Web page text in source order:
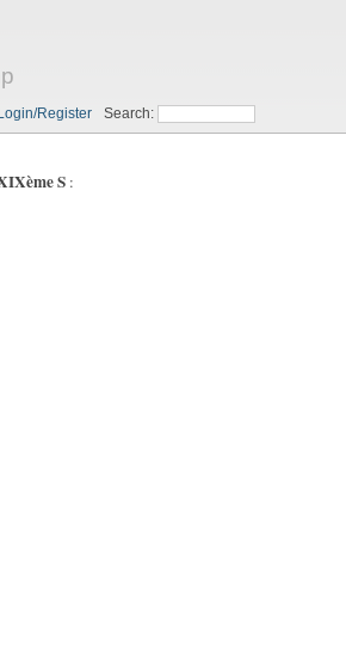
Login/Register Search:
S :